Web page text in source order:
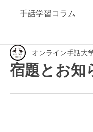
手話学習コラム
宿題とお知
オンライン手話大